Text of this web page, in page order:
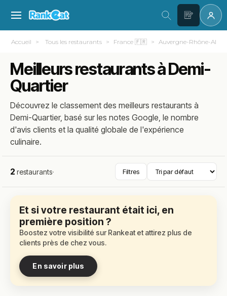
Accueil Tous les restaurants France 🇫🇷 Auvergne-Rhône-Alpes
Meilleurs restaurants à Demi-
Quartier
Découvrez le classement des meilleurs restaurants à
Demi-Quartier, basé sur les notes Google, le nombre
d'avis clients et la qualité globale de l'expérience
culinaire.
2 restaurants· Filtres
Et si votre restaurant était ici, en
première position ?
Boostez votre visibilité sur Rankeat et attirez plus de
clients près de chez vous.
En savoir plus